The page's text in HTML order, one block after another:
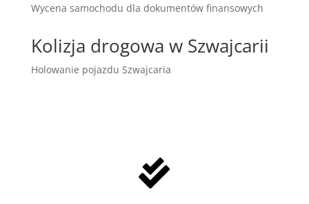
Wycena samochodu dla dokumentów finansowych
Kolizja drogowa w Szwajcarii
Holowanie pojazdu Szwajcaria
